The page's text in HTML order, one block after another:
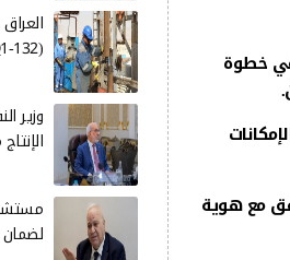
خطوة
مع هوية
(WQ1-132) في حقل غرب القرنة (1)
وزير